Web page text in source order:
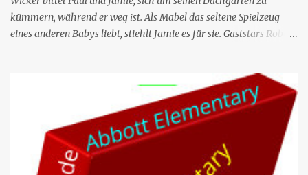
kümmern, während er weg ist. Als Mabel das seltene Spielzeug
eines anderen Babys liebt, stiehlt Jamie es für sie. Gaststars Robert
Hunt Buch Robert Peacock Rolle Schauspieler Synchronsprecher
Paul Buchman Paul Reiser Volker Brandt Jamie Stemple Buchman
Helen Hunt Madeleine Stolze Lisa Stemple Anne Ramsay Marietta
Meade Mark Devanow Richard Kind Lambert Hamel Fran
Devanow Leila Kenzle Dagmar Heller Ira Buchman John Pankow
Tommi Piper Die Serie konzentriert sich hauptsächlich auf das